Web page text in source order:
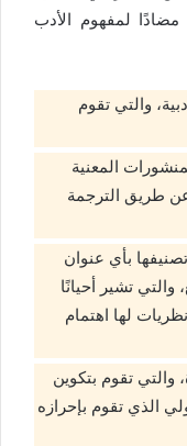
مضادًا لمفهوم الأدب
والتي تقوم
المعنية
عن طريق الترجمة
بأي عنوان
والتي تشير أحيانًا
لها اهتمام
والتي تقوم بتكوين
الذي تقوم بإحرازه